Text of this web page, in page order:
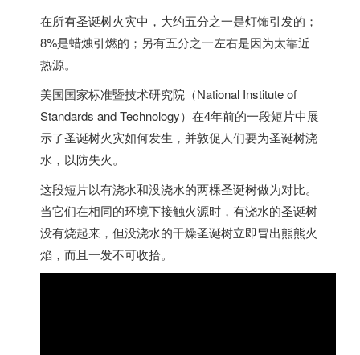
在所有圣诞树火灾中，大约五分之一是灯饰引发的；
8%是蜡烛引燃的；另有五分之一左右是因为太靠近
热源。
美国国家标准暨技术研究院（National Institute of
Standards and Technology）在4年前的一段短片中展
示了圣诞树火灾如何发生，并敦促人们要为圣诞树浇
水，以防失火。
这段短片以有浇水和没浇水的两棵圣诞树做为对比。
当它们在相同的环境下接触火源时，有浇水的圣诞树
没有烧起来，但没浇水的干燥圣诞树立即冒出熊熊火
焰，而且一发不可收拾。